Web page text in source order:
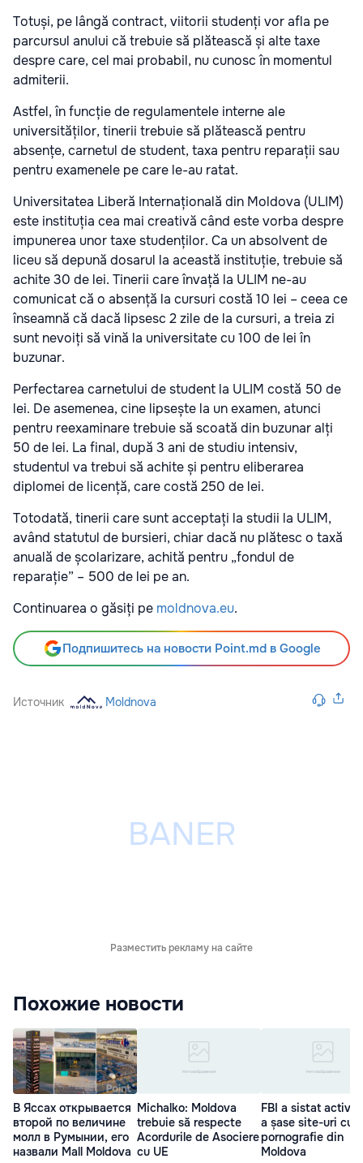
Totuși, pe lângă contract, viitorii studenți vor afla pe
parcursul anului că trebuie să plătească și alte taxe
despre care, cel mai probabil, nu cunosc în momentul
admiterii.
Astfel, în funcție de regulamentele interne ale
universităților, tinerii trebuie să plătească pentru
absențe, carnetul de student, taxa pentru reparații sau
pentru examenele pe care le-au ratat.
Universitatea Liberă Internațională din Moldova (ULIM)
este instituția cea mai creativă când este vorba despre
impunerea unor taxe studenților. Ca un absolvent de
liceu să depună dosarul la această instituție, trebuie să
achite 30 de lei. Tinerii care învață la ULIM ne-au
comunicat că o absență la cursuri costă 10 lei – ceea ce
înseamnă că dacă lipsesc 2 zile de la cursuri, a treia zi
sunt nevoiți să vină la universitate cu 100 de lei în
buzunar.
Perfectarea carnetului de student la ULIM costă 50 de
lei. De asemenea, cine lipsește la un examen, atunci
pentru reexaminare trebuie să scoată din buzunar alți
50 de lei. La final, după 3 ani de studiu intensiv,
studentul va trebui să achite și pentru eliberarea
diplomei de licență, care costă 250 de lei.
Totodată, tinerii care sunt acceptați la studii la ULIM,
având statutul de bursieri, chiar dacă nu plătesc o taxă
anuală de școlarizare, achită pentru „fondul de
reparație” – 500 de lei pe an.
Continuarea o găsiți pe moldnova.eu.
Подпишитесь на новости Point.md в Google
Источник Moldnova
Разместить рекламу на сайте
Похожие новости
В Яссах открывается
второй по величине
молл в Румынии, его
назвали Mall Moldova
Michalko: Moldova
trebuie să respecte
Acordurile de Asociere
cu UE
FBI a sistat
a șase site-uri cu
pornografie din
Moldova